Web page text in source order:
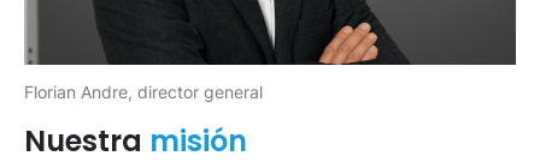
Florian Andre, director general
Nuestra misión